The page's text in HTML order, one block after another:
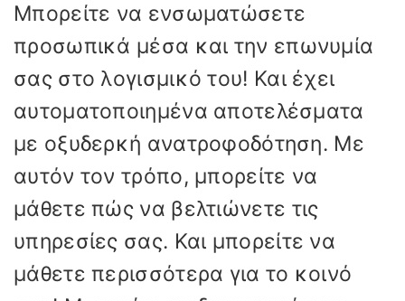
Μπορείτε να ενσωματώσετε
προσωπικά μέσα και την επωνυμία
σας στο λογισμικό του! Και έχει
αυτοματοποιημένα αποτελέσματα
με οξυδερκή ανατροφοδότηση. Με
αυτόν τον τρόπο, μπορείτε να
μάθετε πώς να βελτιώνετε τις
υπηρεσίες σας. Και μπορείτε να
μάθετε περισσότερα για το κοινό